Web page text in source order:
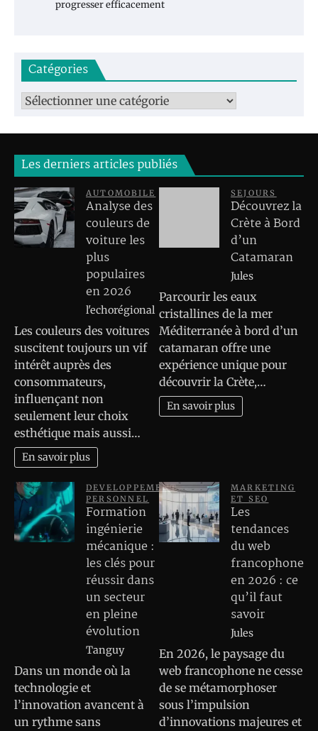
progresser efficacement
Catégories
Catégories
Les derniers articles publiés
AUTOMOBILE
Analyse des
couleurs de
voiture les
plus
populaires
en 2026
l'echorégional
Les couleurs des voitures
suscitent toujours un vif
intérêt auprès des
consommateurs,
influençant non
seulement leur choix
esthétique mais aussi…
En savoir plus
SEJOURS
Découvrez la
Crète à Bord
d’un
Catamaran
Jules
Parcourir les eaux
cristallines de la mer
Méditerranée à bord d’un
catamaran offre une
expérience unique pour
découvrir la Crète,…
En savoir plus
DEVELOPPEMENT
PERSONNEL
Formation
ingénierie
mécanique :
les clés pour
réussir dans
un secteur
en pleine
évolution
Tanguy
Dans un monde où la
technologie et
l’innovation avancent à
un rythme sans
MARKETING
ET SEO
Les
tendances
du web
francophone
en 2026 : ce
qu’il faut
savoir
Jules
En 2026, le paysage du
web francophone ne cesse
de se métamorphoser
sous l’impulsion
d’innovations majeures et